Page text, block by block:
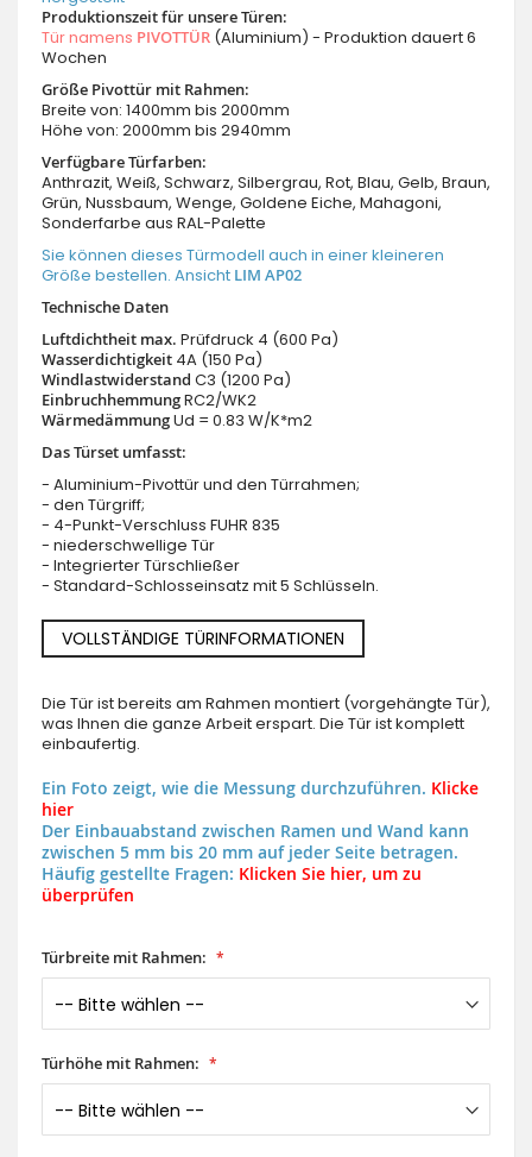
Produktionszeit für unsere Türen:
Tür namens PIVOTTÜR (Aluminium) - Produktion dauert 6
Wochen
Größe Pivottür mit Rahmen:
Breite von: 1400mm bis 2000mm
Höhe von: 2000mm bis 2940mm
Verfügbare Türfarben:
Anthrazit, Weiß, Schwarz, Silbergrau, Rot, Blau, Gelb, Braun,
Grün, Nussbaum, Wenge, Goldene Eiche, Mahagoni,
Sonderfarbe aus RAL-Palette
Sie können dieses Türmodell auch in einer kleineren
Größe bestellen. Ansicht LIM AP02
Technische Daten
Luftdichtheit max. Prüfdruck 4 (600 Pa)
Wasserdichtigkeit 4A (150 Pa)
Windlastwiderstand C3 (1200 Pa)
EinbruchhemmungRC2/WK2
WärmedämmungUd = 0.83 W/K*m2
Das Türset umfasst:
- Aluminium-Pivottür und den Türrahmen;
- den Türgriff;
- 4-Punkt-Verschluss FUHR 835
- niederschwellige Tür
- Integrierter Türschließer
- Standard-Schlosseinsatz mit 5 Schlüsseln.
VOLLSTÄNDIGE TÜRINFORMATIONEN
Die Tür ist bereits am Rahmen montiert (vorgehängte Tür),
was Ihnen die ganze Arbeit erspart. Die Tür ist komplett
einbaufertig.
Ein Foto zeigt, wie die Messung durchzuführen. Klicke
hier
Der Einbauabstand zwischen Ramen und Wand kann
zwischen 5 mm bis 20 mm auf jeder Seite betragen.
Häufig gestellte Fragen: Klicken Sie hier, um zu
überprüfen
Türbreite mit Rahmen:
Türhöhe mit Rahmen: